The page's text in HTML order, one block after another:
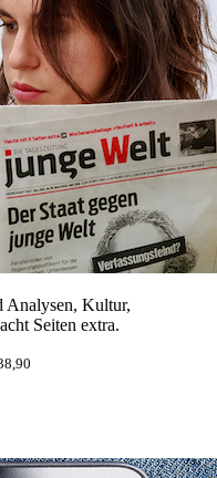
Analysen, Kultur,
Seiten extra.